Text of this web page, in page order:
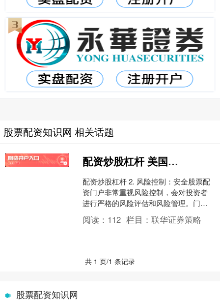
股票配资知识网 相关话题
配资炒股杠杆 美国WTI原油周三收跌1.7% 连续第二日下跌
配资炒股杠杆 2. 风险控制：安全股票配
资门户非常重视风险控制，会对投资者
进行严格的风险评估和风险管理。门户
会根据投资者的风险承受能力和投资经
验来确定融资比例和....
阅读： 112 栏目：联华证券策略
共 1 页/1 条记录
股票配资知识网